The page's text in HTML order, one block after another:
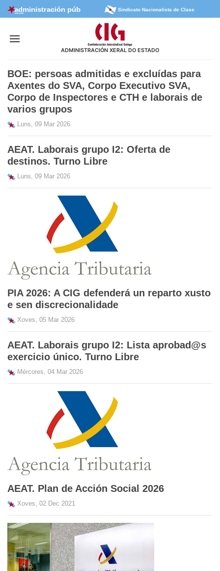
Sindicato Nacionalista de Clase
ADMINISTRACIÓN XERAL DO ESTADO
BOE: persoas admitidas e excluídas para
Axentes do SVA, Corpo Executivo SVA,
Corpo de Inspectores e CTH e laborais de
varios grupos
Luns, 09 Mar 2026
AEAT. Laborais grupo I2: Oferta de
destinos. Turno Libre
Luns, 09 Mar 2026
PIA 2026: A CIG defenderá un reparto xusto
e sen discrecionalidade
Xoves, 05 Mar 2026
AEAT. Laborais grupo I2: Lista aprobad@s
exercicio único. Turno Libre
Mércores, 04 Mar 2026
AEAT. Plan de Acción Social 2026
Xoves, 02 Dec 2021